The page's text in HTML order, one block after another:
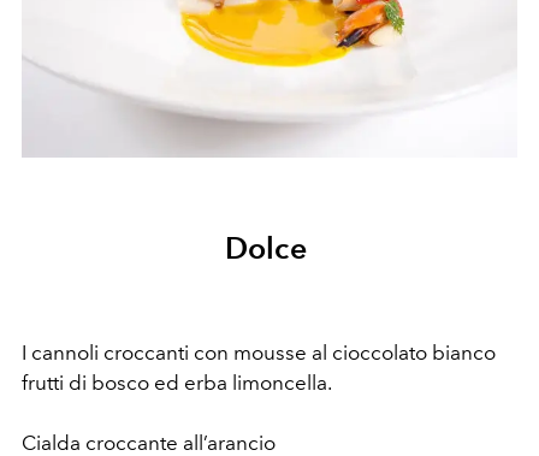
Dolce
I cannoli croccanti con mousse al cioccolato bianco
frutti di bosco ed erba limoncella.
Cialda croccante all’arancio